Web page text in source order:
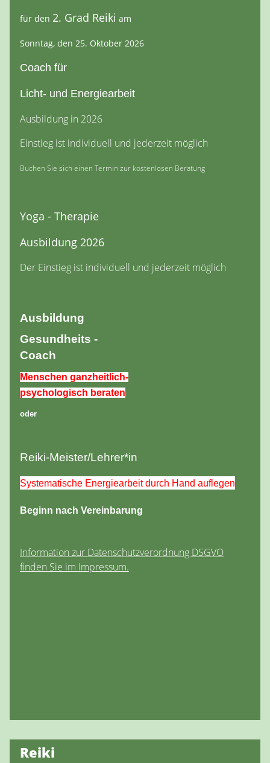
Reiki
für den 2. Grad Reiki am
Sonntag, den 25. Oktober 2026
Coach für
Licht- und Energiearbeit
Ausbildung in 2026
Einstieg ist individuell und jederzeit möglich
Buchen Sie sich einen Termin zur kostenlosen Beratung
Yoga - Therapie
Ausbildung 2026
Der Einstieg ist individuell und jederzeit möglich
Ausbildung
Gesundheits -
Coach
Menschen ganzheitlich-
psychologisch beraten
oder
Reiki-Meister/Lehrer*in
Systematische Energiearbeit durch Hand auflegen
Beginn nach Vereinbarung
Information zur Datenschutzverordnung DSGVO
finden Sie im Impressum.